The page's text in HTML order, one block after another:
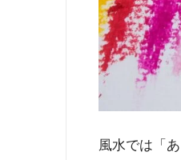
風水では「